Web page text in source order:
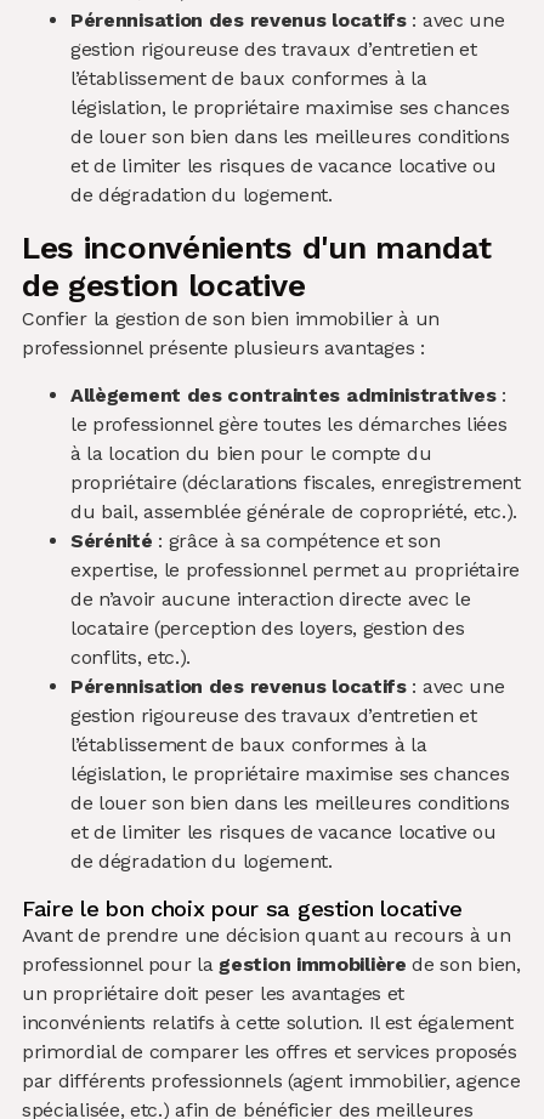
Pérennisation des revenus locatifs: avec une
gestion rigoureuse des travaux d’entretien et
l’établissement de baux conformes à la
législation, le propriétaire maximise ses chances
de louer son bien dans les meilleures conditions
et de limiter les risques de vacance locative ou
de dégradation du logement.
Les inconvénients d'un mandat
de gestion locative
Confier la gestion de son bien immobilier à un
professionnel présente plusieurs avantages :
Allègement des contraintes administratives:
le professionnel gère toutes les démarches liées
à la location du bien pour le compte du
propriétaire (déclarations fiscales, enregistrement
du bail, assemblée générale de copropriété, etc.).
Sérénité : grâce à sa compétence et son
expertise, le professionnel permet au propriétaire
de n’avoir aucune interaction directe avec le
locataire (perception des loyers, gestion des
conflits, etc.).
Pérennisation des revenus locatifs: avec une
gestion rigoureuse des travaux d’entretien et
l’établissement de baux conformes à la
législation, le propriétaire maximise ses chances
de louer son bien dans les meilleures conditions
et de limiter les risques de vacance locative ou
de dégradation du logement.
Faire le bon choix pour sa gestion locative
Avant de prendre une décision quant au recours à un
professionnel pour la gestion immobilière de son bien,
un propriétaire doit peser les avantages et
inconvénients relatifs à cette solution. Il est également
primordial de comparer les offres et services proposés
par différents professionnels (agent immobilier, agence
spécialisée, etc.) afin de bénéficier des meilleures